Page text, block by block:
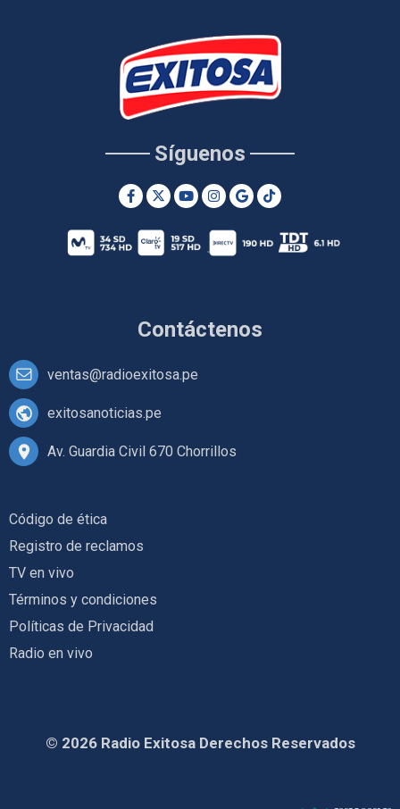
Contáctenos
ventas@radioexitosa.pe
exitosanoticias.pe
Av. Guardia Civil 670 Chorrillos
Síguenos
Código de ética
Registro de reclamos
TV en vivo
Términos y condiciones
Políticas de Privacidad
Radio en vivo
© 2026 Radio Exitosa Derechos Reservados